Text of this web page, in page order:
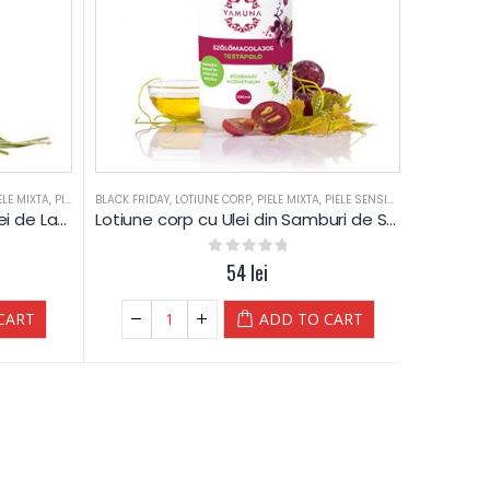
, VALENTINE DAYS
MIXTA, PIELE SENSIBILA ,PIELE USCATA,REDUCERI,SPA,SPA-WELLNESS
Lotiune corp hidratanta cu ulei de Lavanda – YAMUNA
BLACK FRIDAY, LOTIUNE CORP, PIELE MIXTA, PIELE SENSIBILA
Lotiune corp cu Ulei din Samburi de Struguri – 250 ML – YAMUNA Luxury
out of 5
54lei
ADD TO CART